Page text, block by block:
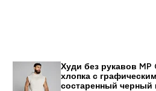
Худи без рукавов MP
хлопка с
состаренный черный